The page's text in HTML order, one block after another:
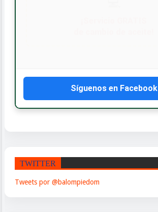
Síguenos en Facebook
TWITTER
Tweets por @balompiedom